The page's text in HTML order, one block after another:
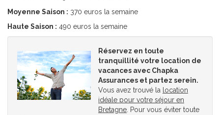
Moyenne Saison : 370 euros la semaine
Haute Saison : 490 euros la semaine
Réservez en toute
tranquillité votre location de
vacances avec Chapka
Assurances et partez serein.
Vous avez trouvé la
location
idéale pour votre séjour en
Bretagne . Pour vous éviter toute